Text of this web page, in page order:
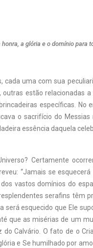
a glória e o domínio para
uma com sua
estão relacionadas a
específicas. No
o sacrifício do
essência daquela
Certamente
“Jamais se
vastos domínios do
serafins têm
será esquecido que Ele
que as misérias de um
Calvário. O fato de o
e Se humilhado por